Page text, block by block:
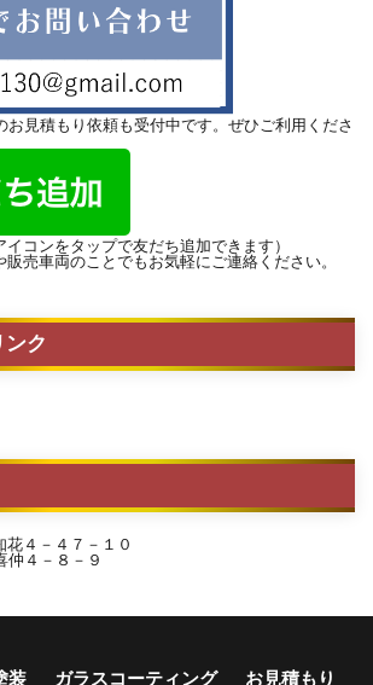
お見積もり依頼も受付中です。ぜひご利用くださ
イコンをタップで友だち追加できます）
売車両のことでもお気軽にご連絡ください。
ンク
４－４７－１０
仲４－８－９
装 ガラスコーティング お見積もり